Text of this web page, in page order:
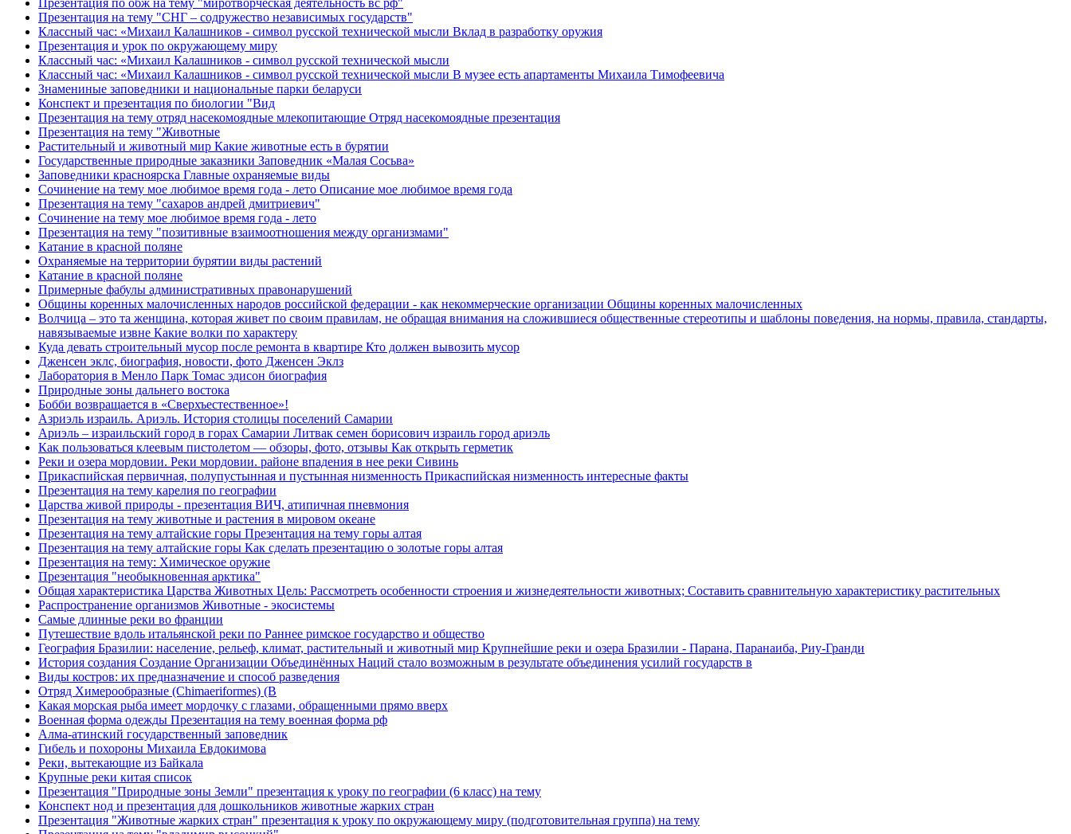
Презентация по обж на тему "миротворческая деятельность вс рф"
Презентация на тему "СНГ – содружество независимых государств"
Классный час: «Михаил Калашников - символ русской технической мысли Вклад в разработку оружия
Презентация и урок по окружающему миру
Классный час: «Михаил Калашников - символ русской технической мысли
Классный час: «Михаил Калашников - символ русской технической мысли В музее есть апартаменты Михаила Тимофеевича
Знамениные заповедники и национальные парки беларуси
Конспект и презентация по биологии "Вид
Презентация на тему отряд насекомоядные млекопитающие Отряд насекомоядные презентация
Презентация на тему "Животные
Растительный и животный мир Какие животные есть в бурятии
Государственные природные заказники Заповедник «Малая Сосьва»
Заповедники красноярска Главные охраняемые виды
Сочинение на тему мое любимое время года - лето Описание мое любимое время года
Презентация на тему "сахаров андрей дмитриевич"
Сочинение на тему мое любимое время года - лето
Презентация на тему "позитивные взаимоотношения между организмами"
Катание в красной поляне
Охраняемые на территории бурятии виды растений
Катание в красной поляне
Примерные фабулы административных правонарушений
Общины коренных малочисленных народов российской федерации - как некоммерческие организации Общины коренных малочисленных
Волчица – это та женщина, которая живет по своим правилам, не обращая внимания на сложившиеся общественные стереотипы и шаблоны поведения, на нормы, правила, стандарты,
навязываемые извне Какие волки по характеру
Куда девать строительный мусор после ремонта в квартире Кто должен вывозить мусор
Дженсен эклс, биография, новости, фото Дженсен Эклз
Лаборатория в Менло Парк Томас эдисон биография
Природные зоны дальнего востока
Бобби возвращается в «Сверхъестественное»!
Азриэль израиль. Ариэль. История столицы поселений Самарии
Ариэль – израильский город в горах Самарии Литвак семен борисович израиль город ариэль
Как пользоваться клеевым пистолетом — обзоры, фото, отзывы Как открыть герметик
Реки и озера мордовии. Реки мордовии. районе впадения в нее реки Сивинь
Прикаспийская первичная, полупустынная и пустынная низменность Прикаспийская низменность интересные факты
Презентация на тему карелия по географии
Царства живой природы - презентация ВИЧ, атипичная пневмония
Презентация на тему животные и растения в мировом океане
Презентация на тему алтайские горы Презентация на тему горы алтая
Презентация на тему алтайские горы Как сделать презентацию о золотые горы алтая
Презентация на тему: Химическое оружие
Презентация "необыкновенная арктика"
Общая характеристика Царства Животных Цель: Рассмотреть особенности строения и жизнедеятельности животных; Составить сравнительную характеристику растительных
Распространение организмов Животные - экосистемы
Самые длинные реки во франции
Путешествие вдоль итальянской реки по Раннее римское государство и общество
География Бразилии: население, рельеф, климат, растительный и животный мир Крупнейшие реки и озера Бразилии - Парана, Паранаиба, Риу-Гранди
История создания Создание Организации Объединённых Наций стало возможным в результате объединения усилий государств в
Виды костров: их предназначение и способ разведения
Отряд Химерообразные (Chimaeriformes) (В
Какая морская рыба имеет мордочку с глазами, обращенными прямо вверх
Военная форма одежды Презентация на тему военная форма рф
Алма-атинский государственный заповедник
Гибель и похороны Михаила Евдокимова
Реки, вытекающие из Байкала
Крупные реки китая список
Презентация "Природные зоны Земли" презентация к уроку по географии (6 класс) на тему
Конспект нод и презентация для дошкольников животные жарких стран
Презентация "Животные жарких стран" презентация к уроку по окружающему миру (подготовительная группа) на тему